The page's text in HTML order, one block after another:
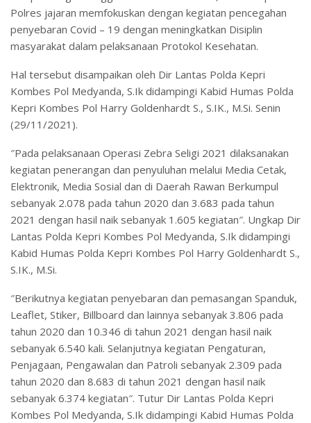
Polres jajaran memfokuskan dengan kegiatan pencegahan
penyebaran Covid – 19 dengan meningkatkan Disiplin
masyarakat dalam pelaksanaan Protokol Kesehatan.
Hal tersebut disampaikan oleh Dir Lantas Polda Kepri
Kombes Pol Medyanda, S.Ik didampingi Kabid Humas Polda
Kepri Kombes Pol Harry Goldenhardt S., S.IK., M.Si. Senin
(29/11/2021).
″Pada pelaksanaan Operasi Zebra Seligi 2021 dilaksanakan
kegiatan penerangan dan penyuluhan melalui Media Cetak,
Elektronik, Media Sosial dan di Daerah Rawan Berkumpul
sebanyak 2.078 pada tahun 2020 dan 3.683 pada tahun
2021 dengan hasil naik sebanyak 1.605 kegiatan″. Ungkap Dir
Lantas Polda Kepri Kombes Pol Medyanda, S.Ik didampingi
Kabid Humas Polda Kepri Kombes Pol Harry Goldenhardt S.,
S.IK., M.Si.
″Berikutnya kegiatan penyebaran dan pemasangan Spanduk,
Leaflet, Stiker, Billboard dan lainnya sebanyak 3.806 pada
tahun 2020 dan 10.346 di tahun 2021 dengan hasil naik
sebanyak 6.540 kali. Selanjutnya kegiatan Pengaturan,
Penjagaan, Pengawalan dan Patroli sebanyak 2.309 pada
tahun 2020 dan 8.683 di tahun 2021 dengan hasil naik
sebanyak 6.374 kegiatan″. Tutur Dir Lantas Polda Kepri
Kombes Pol Medyanda, S.Ik didampingi Kabid Humas Polda